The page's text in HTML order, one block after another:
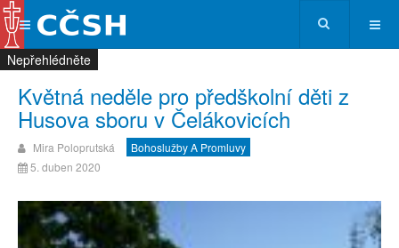
Květná neděle pro předškolní děti z
Husova sboru v Čelákovicích
Mira Poloprutská
Bohoslužby A Promluvy
5. duben 2020
Nepřehlédněte
Nepřehlédněte
Nepřehlédněte
Nepřehlédněte